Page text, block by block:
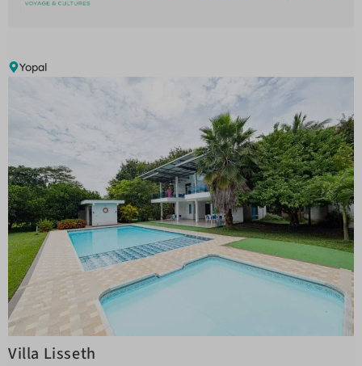
Yopal
Villa Lisseth